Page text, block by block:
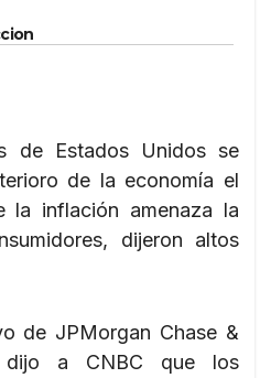
de Estados Unidos se
de la economía el
la inflación amenaza la
dijeron altos
de JPMorgan Chase &
dijo a CNBC que los